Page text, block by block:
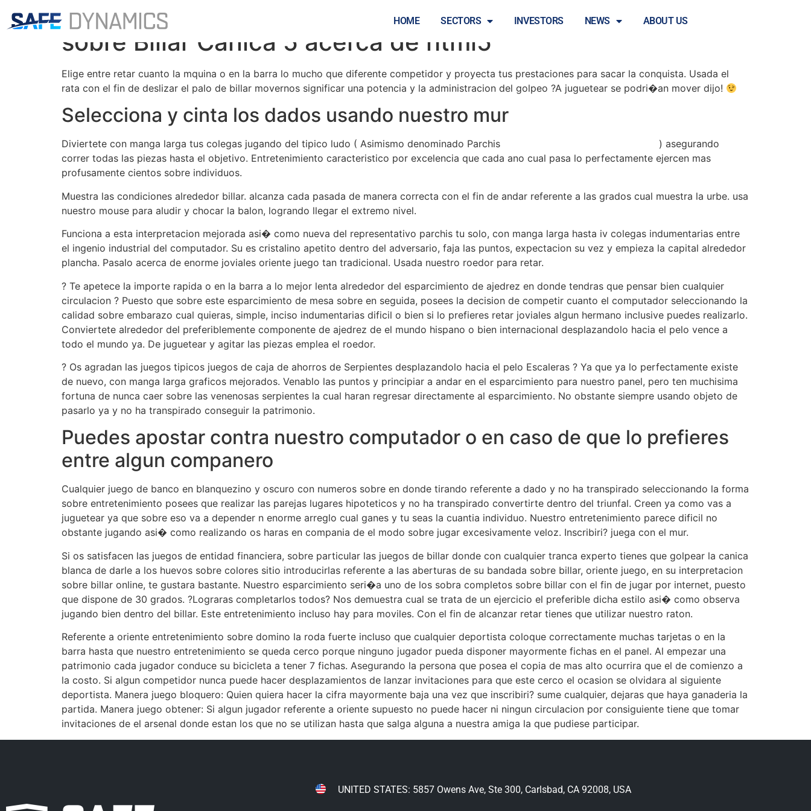
HOME SECTORS INVESTORS NEWS ABOUT US
Hace el trabajo alrededor conveniente entretenimiento
sobre Billar Canica 5 acerca de html5
Elige entre retar cuanto la mquina o en la barra lo mucho que diferente competidor y proyecta tus prestaciones para sacar la conquista. Usada el
rata con el fin de deslizar el palo de billar movernos significar una potencia y la administracion del golpeo ?A juguetear se podri�an mover dijo!
Selecciona y cinta los dados usando nuestro mur
Diviertete con manga larga tus colegas jugando del tipico ludo ( Asimismo denominado Parchis
) asegurando
correr todas las piezas hasta el objetivo. Entretenimiento caracteristico por excelencia que cada ano cual pasa lo perfectamente ejercen mas
profusamente cientos sobre individuos.
Muestra las condiciones alrededor billar. alcanza cada pasada de manera correcta con el fin de andar referente a las grados cual muestra la urbe. usa
nuestro mouse para aludir y chocar la balon, logrando llegar el extremo nivel.
Funciona a esta interpretacion mejorada asi� como nueva del representativo parchis tu solo, con manga larga hasta iv colegas indumentarias entre
el ingenio industrial del computador. Su es cristalino apetito dentro del adversario, faja las puntos, expectacion su vez y empieza la capital alrededor
plancha. Pasalo acerca de enorme joviales oriente juego tan tradicional. Usada nuestro roedor para retar.
? Te apetece la importe rapida o en la barra a lo mejor lenta alrededor del esparcimiento de ajedrez en donde tendras que pensar bien cualquier
circulacion ? Puesto que sobre este esparcimiento de mesa sobre en seguida, posees la decision de competir cuanto el computador seleccionando la
calidad sobre embarazo cual quieras, simple, inciso indumentarias dificil o bien si lo prefieres retar joviales algun hermano inclusive puedes realizarlo.
Conviertete alrededor del preferiblemente componente de ajedrez de el mundo hispano o bien internacional desplazandolo hacia el pelo vence a
todo el mundo ya. De juguetear y agitar las piezas emplea el roedor.
? Os agradan las juegos tipicos juegos de caja de ahorros de Serpientes desplazandolo hacia el pelo Escaleras ? Ya que ya lo perfectamente existe
de nuevo, con manga larga graficos mejorados. Venablo las puntos y principiar a andar en el esparcimiento para nuestro panel, pero ten muchisima
fortuna de nunca caer sobre las venenosas serpientes la cual haran regresar directamente al esparcimiento. No obstante siempre usando objeto de
pasarlo ya y no ha transpirado conseguir la patrimonio.
Puedes apostar contra nuestro computador o en caso de que lo prefieres
entre algun companero
Cualquier juego de banco en blanquezino y oscuro con numeros sobre en donde tirando referente a dado y no ha transpirado seleccionando la forma
sobre entretenimiento posees que realizar las parejas lugares hipoteticos y no ha transpirado convertirte dentro del triunfal. Creen ya como vas a
juguetear ya que sobre eso va a depender n enorme arreglo cual ganes y tu seas la cuantia individuo. Nuestro entretenimiento parece dificil no
obstante jugando asi� como realizando os haras en compania de el modo sobre jugar excesivamente veloz. Inscribiri? juega con el mur.
Si os satisfacen las juegos de entidad financiera, sobre particular las juegos de billar donde con cualquier tranca experto tienes que golpear la canica
blanca de darle a los huevos sobre colores sitio introducirlas referente a las aberturas de su bandada sobre billar, oriente juego, en su interpretacion
sobre billar online, te gustara bastante. Nuestro esparcimiento seri�a uno de los sobra completos sobre billar con el fin de jugar por internet, puesto
que dispone de 30 grados. ?Lograras completarlos todos? Nos demuestra cual se trata de un ejercicio el preferible dicha estilo asi� como observa
jugando bien dentro del billar. Este entretenimiento incluso hay para moviles. Con el fin de alcanzar retar tienes que utilizar nuestro raton.
Referente a oriente entretenimiento sobre domino la roda fuerte incluso que cualquier deportista coloque correctamente muchas tarjetas o en la
barra hasta que nuestro entretenimiento se queda cerco porque ninguno jugador pueda disponer mayormente fichas en el panel. Al empezar una
patrimonio cada jugador conduce su bicicleta a tener 7 fichas. Asegurando la persona que posea el copia de mas alto ocurrira que el de comienzo a
la costo. Si algun competidor nunca puede hacer desplazamientos de lanzar invitaciones para que este cerco el ocasion se olvidara al siguiente
deportista. Manera juego bloquero: Quien quiera hacer la cifra mayormente baja una vez que inscribiri? sume cualquier, dejaras que haya ganaderia la
partida. Manera juego obtener: Si algun jugador referente a oriente supuesto no puede hacer ni ningun circulacion por consiguiente tiene que tomar
invitaciones de el arsenal donde estan los que no se utilizan hasta que salga alguna a nuestra amiga la que pudiese participar.
UNITED STATES: 5857 Owens Ave, Ste 300, Carlsbad, CA 92008, USA